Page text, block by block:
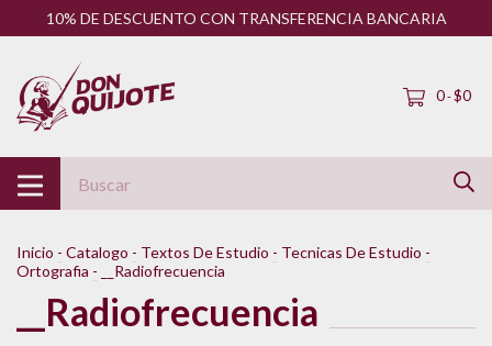
10% DE DESCUENTO CON TRANSFERENCIA BANCARIA
0-$0
Inicio - Catalogo - Textos De Estudio - Tecnicas De Estudio -
Ortografia - __Radiofrecuencia
__Radiofrecuencia